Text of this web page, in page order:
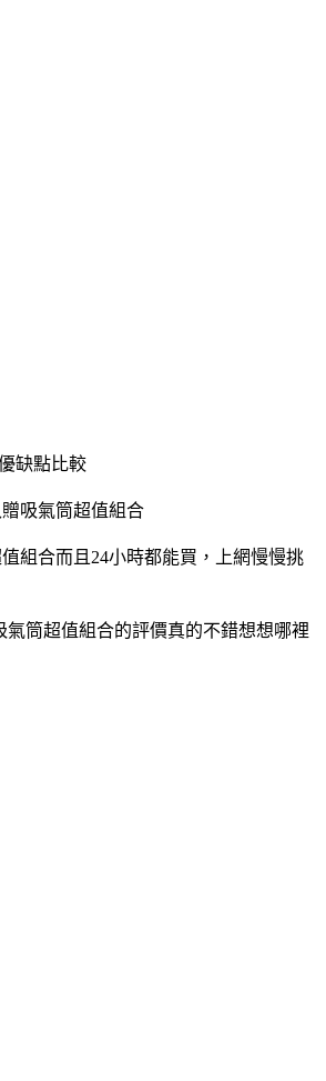
缺點比較
吸氣筒超值組合
組合而且24小時都能買，上網慢慢挑
筒超值組合的評價真的不錯想想哪裡